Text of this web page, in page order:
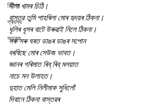
বিশেষ
প্ৰবন্ধ
স্তৱক
নীলা খামৰ চিঠি।
বাস্তৱ তুমি পাহৰিলা মোৰ হৃদয়ৰ ঠিকনা।
ধূলিৰ ধূসৰ বাটে উৰুৱাই নিলে ঠিকনা।
সৰু সৰু ঘৰত ডাঙৰ ডাঙৰ সপোন
বৰষিছে মোৰ সেউজ ভাবত।
জ্ঞানৰ গৰিমাত ৰিব্ ৰিব্ মলয়াত
নাচে মন উলাহত।
দুহাত মেলি নিলীমাক সুধিলোঁ
দিবানে ঠিকনা বাস্তৱৰ